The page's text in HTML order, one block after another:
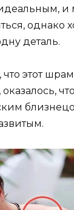
однако
деталь.
этот